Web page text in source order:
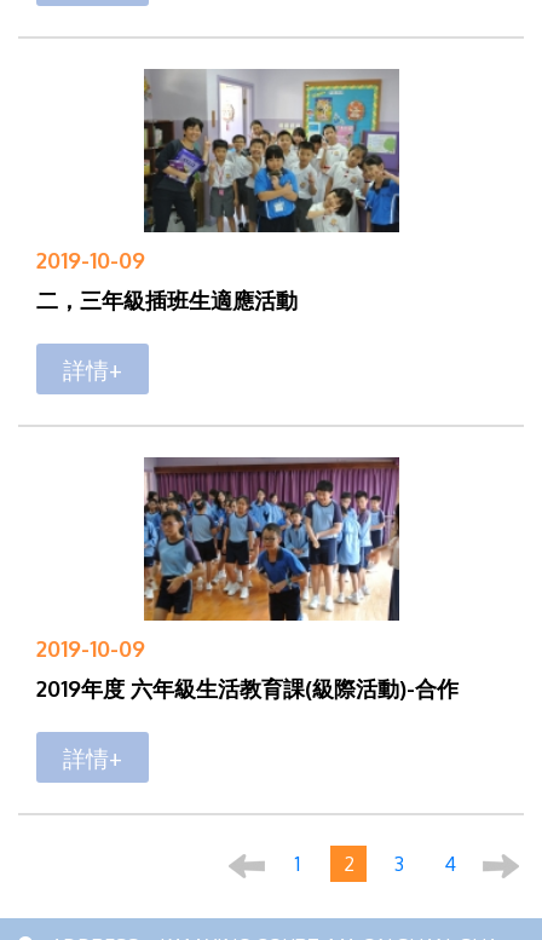
2019-10-09
二，三年級插班生適應活動
詳情+
2019-10-09
2019年度 六年級生活教育課(級際活動)-合作
詳情+
1 2 3 4